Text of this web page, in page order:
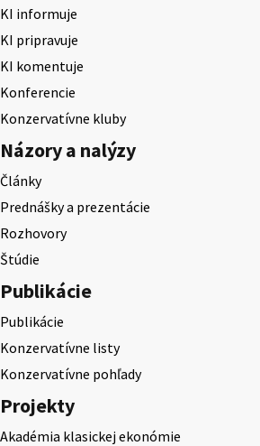
KI informuje
KI pripravuje
KI komentuje
Konferencie
Konzervatívne kluby
Názory a nalýzy
Články
Prednášky a prezentácie
Rozhovory
Štúdie
Publikácie
Publikácie
Konzervatívne listy
Konzervatívne pohľady
Projekty
Akadémia klasickej ekonómie